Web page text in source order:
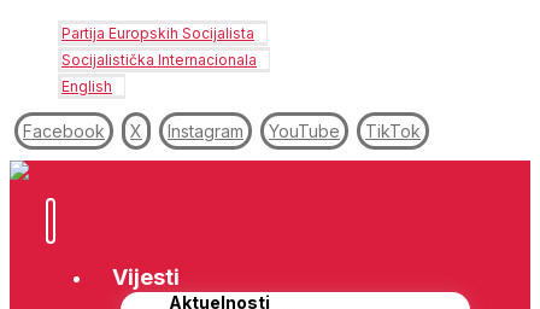
Partija Europskih Socijalista
Socijalistička Internacionala
English
Facebook X Instagram YouTube TikTok
Vijesti
Aktuelnosti